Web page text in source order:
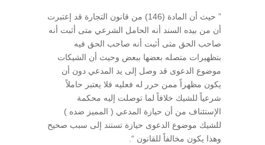
” حيث أن المادة (146) من قانون التجارة قد إعتبرت
أن من بيده السند أنه الحامل الشرعي متى أثبت أنه
صاحب الحق متى أثبت أنه صاحب الحق فيه
بتظهيرات متصله بعضها ببعض وحيث أن الشيكات
موضوع الدعوى قد وصل إلى يد المدعي دون أن
يكون مظهراً ممن حرر له فعليه فلا يعتبر حاملاً
شرعياً للشيك خلافاً لما توصلت إليه محكمة
الإستئناف من أن حيازة المدعي ( المميز ضده )
للشيك موضوع الدعوى حيازة تستند إلى سبب صحيح
وهذا يكون مخالفاً للقانون “.